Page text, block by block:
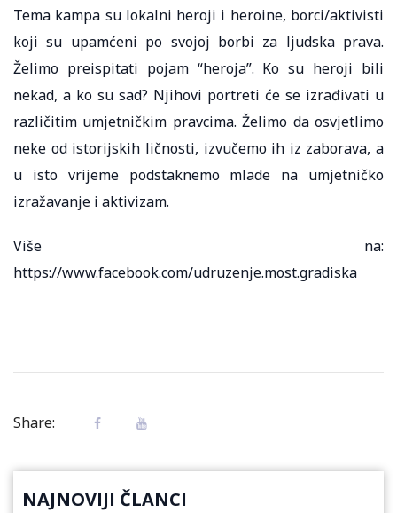
Tema kampa su lokalni heroji i heroine, borci/aktivisti
koji su upamćeni po svojoj borbi za ljudska prava.
Želimo preispitati pojam “heroja”. Ko su heroji bili
nekad, a ko su sad? Njihovi portreti će se izrađivati u
različitim umjetničkim pravcima. Želimo da osvjetlimo
neke od istorijskih ličnosti, izvučemo ih iz zaborava, a
u isto vrijeme podstaknemo mlade na umjetničko
izražavanje i aktivizam.
Više na:
https://www.facebook.com/udruzenje.most.gradiska
Share:
NAJNOVIJI ČLANCI